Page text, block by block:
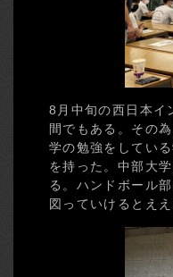
8月中旬の西日本イ
間でもある。その
学の勉強をしてい
を持った。中部大
る。ハンドボール
図っていけるとええ